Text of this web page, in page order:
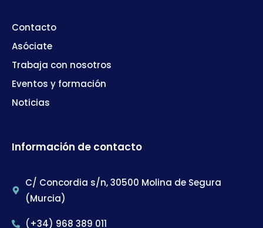
Contacto
Asóciate
Trabaja con nosotros
Eventos y formación
Noticias
Información de contacto
C/ Concordia s/n, 30500 Molina de Segura
(Murcia)
(+34) 968 389 011